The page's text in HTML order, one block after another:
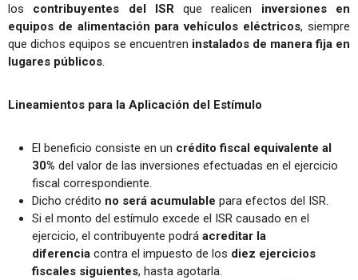
los contribuyentes del ISR que realicen inversiones en
equipos de alimentación para vehículos eléctricos, siempre
que dichos equipos se encuentren instalados de manera fija en
lugares públicos
Lineamientos para la Aplicación del Estímulo
El beneficio consiste en un crédito fiscal equivalente al
30% del valor de las inversiones efectuadas en el ejercicio
fiscal correspondiente.
Dicho crédito no será acumulable para efectos del ISR.
Si el monto del estímulo excede el ISR causado en el
ejercicio, el contribuyente podrá acreditar la
diferencia contra el impuesto de los diez ejercicios
fiscales siguientes, hasta agotarla.